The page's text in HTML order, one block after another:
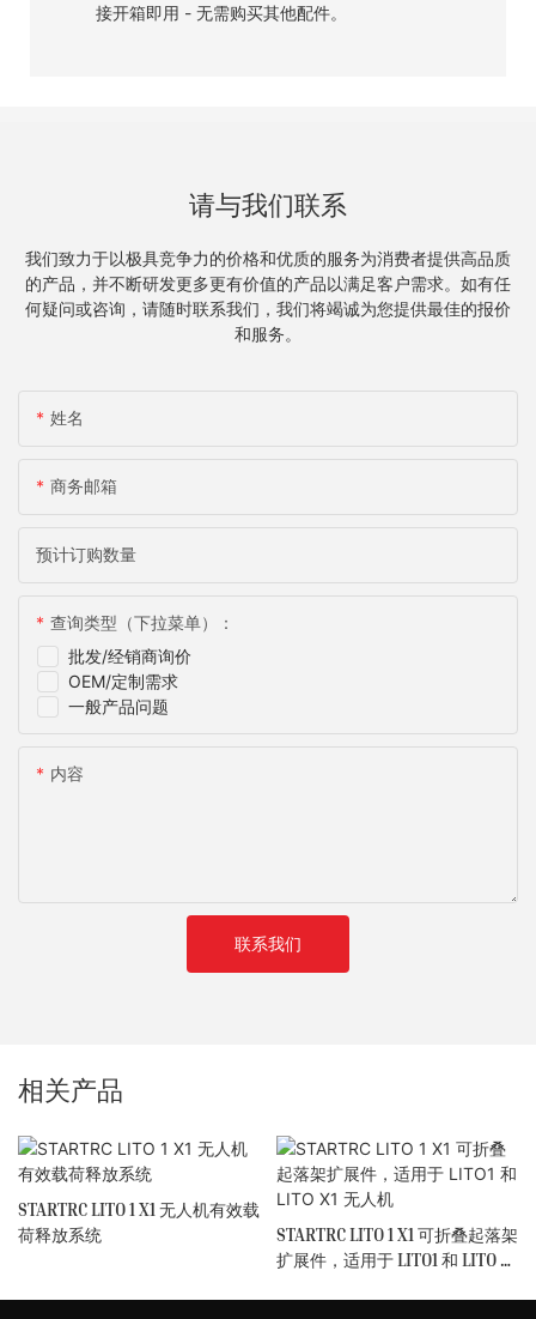
接开箱即用 - 无需购买其他配件。
请与我们联系
我们致力于以极具竞争力的价格和优质的服务为消费者提供高品质
的产品，并不断研发更多更有价值的产品以满足客户需求。如有任
何疑问或咨询，请随时联系我们，我们将竭诚为您提供最佳的报价
和服务。
姓名
商务邮箱
预计订购数量
批发/经销商询价
OEM/定制需求
一般产品问题
查询类型（下拉菜单）：
内容
联系我们
相关产品
STARTRC LITO 1 X1 无人机有效载
荷释放系统
STARTRC LITO 1 X1 可折叠起落架
扩展件，适用于 LITO1 和 LITO X1